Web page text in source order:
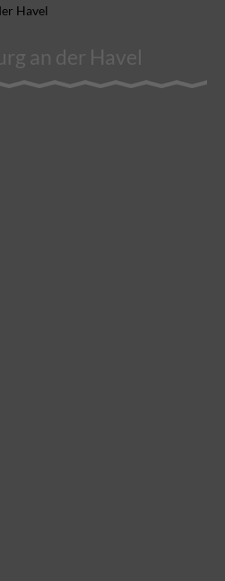
Havel
an der Havel